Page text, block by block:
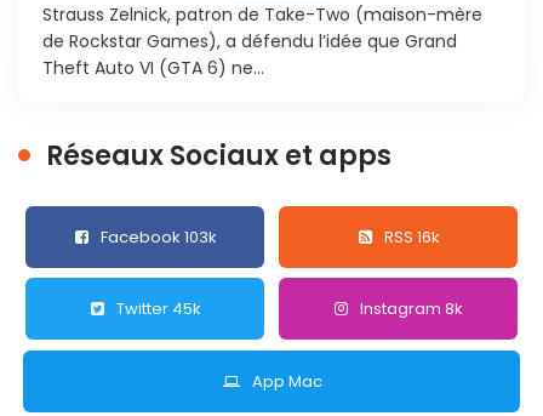
Strauss Zelnick, patron de Take-Two (maison-mère
de Rockstar Games), a défendu l’idée que Grand
Theft Auto VI (GTA 6) ne...
Réseaux Sociaux et apps
Facebook 103k RSS 16k
Twitter 45k Instagram 8k
App Mac